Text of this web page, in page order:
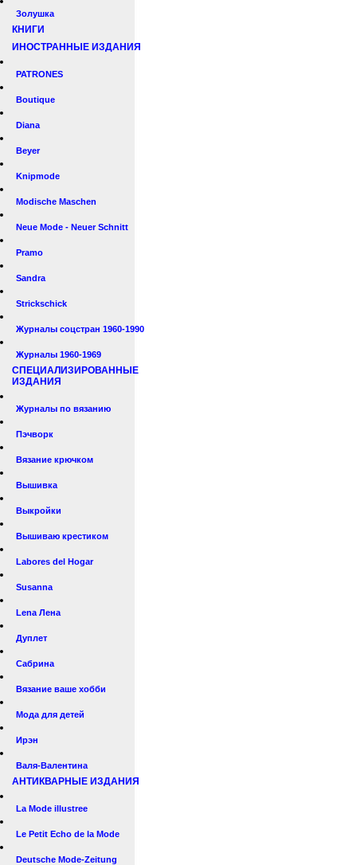
Золушка
КНИГИ
ИНОСТРАННЫЕ ИЗДАНИЯ
PATRONES
Boutique
Diana
Beyer
Knipmode
Modische Maschen
Neue Mode - Neuer Schnitt
Pramo
Sandra
Strickschick
Журналы соцстран 1960-1990
Журналы 1960-1969
СПЕЦИАЛИЗИРОВАННЫЕ
ИЗДАНИЯ
Журналы по вязанию
Пэчворк
Вязание крючком
Вышивка
Выкройки
Вышиваю крестиком
Labores del Hogar
Susanna
Lena Лена
Дуплет
Сабрина
Вязание ваше хобби
Мода для детей
Ирэн
Валя-Валентина
АНТИКВАРНЫЕ ИЗДАНИЯ
La Mode illustree
Le Petit Echo de la Mode
Deutsche Mode-Zeitung